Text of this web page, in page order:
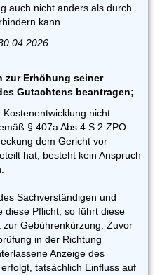
auch nicht anders als durch
kann.
zur Erhöhung seiner
Gutachtens beantragen;
nicht
§ 407a Abs.4 S.2 ZPO
dem Gericht vor
hat, besteht kein Anspruch
Sachverständigen und
diese Pflicht, so führt diese
Gebührenkürzung. Zuvor
in der Richtung
Anzeige des
tatsächlich Einfluss auf